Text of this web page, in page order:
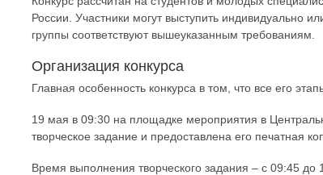
России. Участники могут выступить индивидуально
группы соответствуют вышеуказанным требованиям.
Организация конкурса
Главная особенность конкурса в том, что все его
19 мая в 09:30 на площадке мероприятия в
творческое задание и предоставлена его печатная
Время выполнения творческого задания – с 09:45 до